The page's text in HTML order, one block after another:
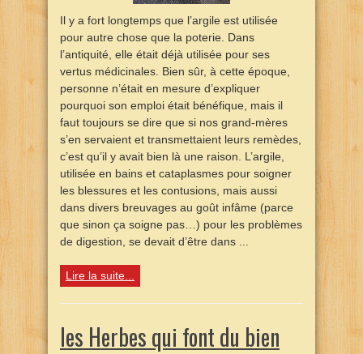
Il y a fort longtemps que l’argile est utilisée
pour autre chose que la poterie. Dans
l’antiquité, elle était déjà utilisée pour ses
vertus médicinales. Bien sûr, à cette époque,
personne n’était en mesure d’expliquer
pourquoi son emploi était bénéfique, mais il
faut toujours se dire que si nos grand-mères
s’en servaient et transmettaient leurs remèdes,
c’est qu’il y avait bien là une raison. L’argile,
utilisée en bains et cataplasmes pour soigner
les blessures et les contusions, mais aussi
dans divers breuvages au goût infâme (parce
que sinon ça soigne pas…) pour les problèmes
de digestion, se devait d’être dans ...
Lire la suite...
les Herbes qui font du bien